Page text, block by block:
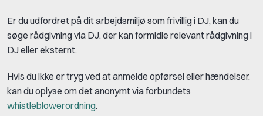
Er du udfordret på dit arbejdsmiljø som frivillig i DJ, kan du
søge rådgivning via DJ, der kan formidle relevant rådgivning i
DJ eller eksternt.
Hvis du ikke er tryg ved at anmelde opførsel eller hændelser,
kan du oplyse om det anonymt via forbundets
whistleblowerordning.